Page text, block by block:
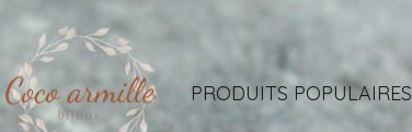
PRODUITS POPULAIRES